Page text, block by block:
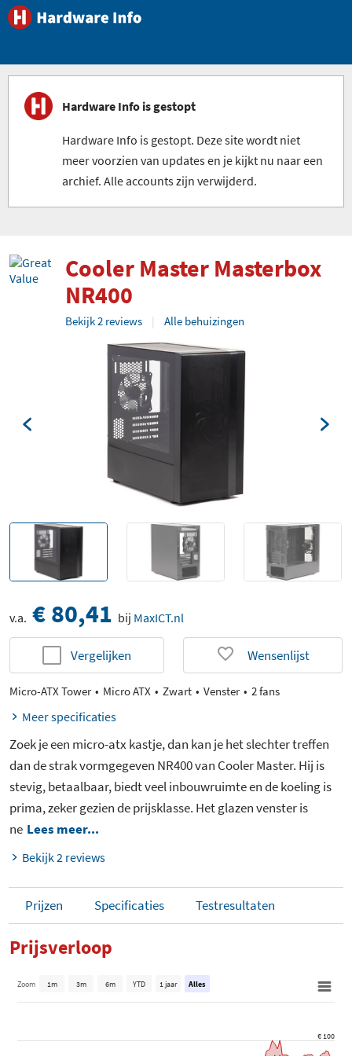
Hardware Info is gestopt
Hardware Info is gestopt. Deze site wordt niet
meer voorzien van updates en je kijkt nu naar een
archief. Alle accounts zijn verwijderd.
Cooler Master Masterbox
NR400
Bekijk 2 reviews Alle behuizingen
v.a. € 80,41 bij MaxICT.nl
Vergelijken Wensenlijst
Micro-ATX Tower Micro ATX Zwart Venster 2 fans
Meer specificaties
Zoek je een micro-atx kastje, dan kan je het slechter treffen
dan de strak vormgegeven NR400 van Cooler Master. Hij is
stevig, betaalbaar, biedt veel inbouwruimte en de koeling is
prima, zeker gezien de prijsklasse. Het glazen venster is
ne Lees meer...
Bekijk 2 reviews
Prijzen Specificaties Testresultaten
Prijsverloop
€ 100
Zoom 1m 3m 6m YTD 1 jaar Alles